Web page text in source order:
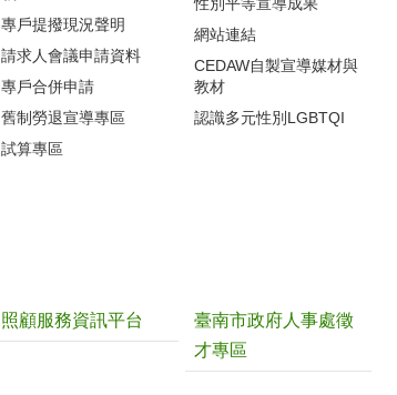
專戶提撥現況聲明
請求人會議申請資料
專戶合併申請
舊制勞退宣導專區
試算專區
性別平等宣導成果
網站連結
CEDAW自製宣導媒材與
教材
認識多元性別LGBTQI
照顧服務資訊平台
臺南市政府人事處徵
才專區